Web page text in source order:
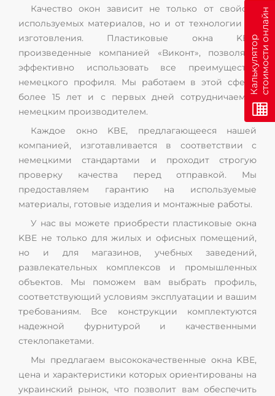
Качество окон зависит не только от свойств
используемых материалов, но и от технологии их
изготовления. Пластиковые окна KBE,
произведенные компанией «Виконт», позволяют
эффективно использовать все преимущества
немецкого профиля. Мы работаем в этой сфере
более 15 лет и с первых дней сотрудничаем с
немецким производителем.
Каждое окно KBE, предлагающееся нашей
компанией, изготавливается в соответствии с
немецкими стандартами и проходит строгую
проверку качества перед отправкой. Мы
предоставляем гарантию на используемые
материалы, готовые изделия и монтажные работы.
У нас вы можете приобрести пластиковые окна
KBE не только для жилых и офисных помещений,
но и для магазинов, учебных заведений,
развлекательных комплексов и промышленных
объектов. Мы поможем вам выбрать профиль,
соответствующий условиям эксплуатации и вашим
требованиям. Все конструкции комплектуются
надежной фурнитурой и качественными
стеклопакетами.
Мы предлагаем высококачественные окна KBE,
цена и характеристики которых ориентированы на
украинский рынок, что позволит вам обеспечить
К
а
л
ь
к
у
л
я
т
о
р
с
т
о
и
м
о
с
т
и
о
н
л
а
йн